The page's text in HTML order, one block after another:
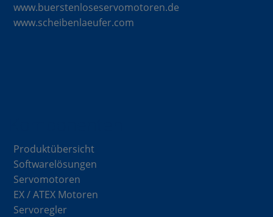
www.buerstenloseservomotoren.de
www.scheibenlaeufer.com
Produktübersicht
Softwarelösungen
Servomotoren
EX / ATEX Motoren
Servoregler